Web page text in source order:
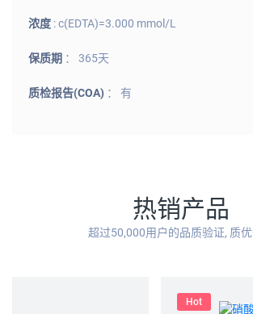
浓度 : c(EDTA)=3.000 mmol/L
保质期 ： 365天
质检报告(COA) ： 有
热销产品
超过50,000用户的品质验证, 质